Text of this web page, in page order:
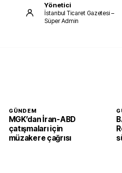
Yönetici
İstanbul Ticaret Gazetesi –
Süper Admin
GÜNDEM
MGK’dan İran-ABD
çatışmaları için
müzakere çağrısı